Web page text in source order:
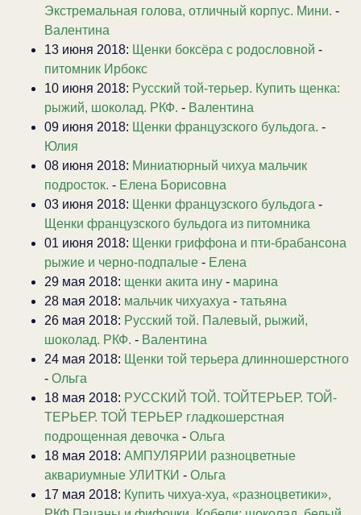
Экстремальная голова, отличный корпус. Мини. -
Валентина
13 июня 2018: Щенки боксёра с родословной -
питомник Ирбокс
10 июня 2018: Русский той-терьер. Купить щенка:
рыжий, шоколад. РКФ. - Валентина
09 июня 2018: Щенки французского бульдога. -
Юлия
08 июня 2018: Миниатюрный чихуа мальчик
подросток. - Елена Борисовна
03 июня 2018: Щенки французского бульдога -
Щенки французского бульдога из питомника
01 июня 2018: Щенки гриффона и пти-брабансона
рыжие и черно-подпалые - Елена
29 мая 2018: щенки акита ину - марина
28 мая 2018: мальчик чихуахуа - татьяна
26 мая 2018: Русский той. Палевый, рыжий,
шоколад. РКФ. - Валентина
24 мая 2018: Щенки той терьера длинношерстного
- Ольга
18 мая 2018: РУССКИЙ ТОЙ. ТОЙТЕРЬЕР. ТОЙ-
ТЕРЬЕР. ТОЙ ТЕРЬЕР гладкошерстная
подрощенная девочка - Ольга
18 мая 2018: АМПУЛЯРИИ разноцветные
аквариумные УЛИТКИ - Ольга
17 мая 2018: Купить чихуа-хуа, «разноцветики»,